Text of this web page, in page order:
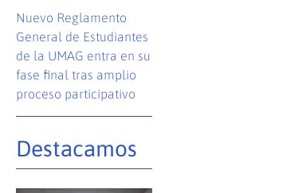
Nuevo Reglamento
General de Estudiantes
de la UMAG entra en su
fase final tras amplio
proceso participativo
Destacamos